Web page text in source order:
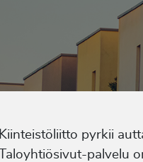
Kiinteistöliitto pyrkii
Taloyhtiösivut-palvelu